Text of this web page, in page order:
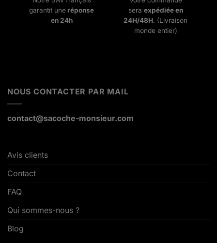
garantit une réponse
en 24h
sera expédiée en
24H/48H. (Livraison
monde entier)
NOUS CONTACTER PAR MAIL
contact@sacoche-monsieur.com
Avis clients
Contact
FAQ
Qui sommes-nous ?
Blog